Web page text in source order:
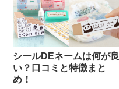
シールDEネームは何が良
い？口コミと特徴まと
め！